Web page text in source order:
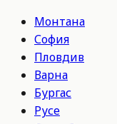
Монтана
София
Пловдив
Варна
Бургас
Русе